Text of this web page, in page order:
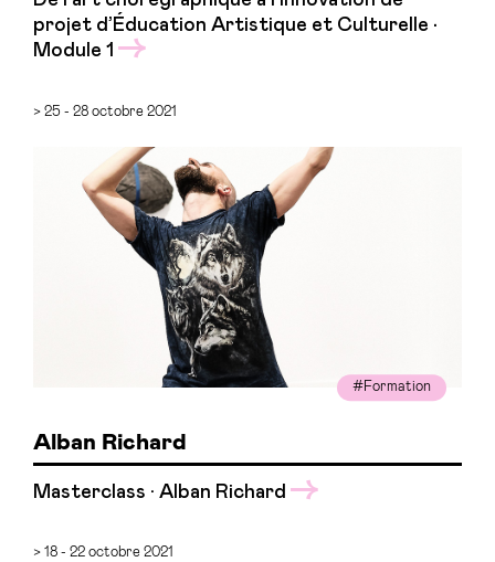
projet d’Éducation Artistique et Culturelle •
Module 1
> 25 - 28 octobre 2021
#Formation
Alban Richard
Masterclass · Alban Richard
> 18 - 22 octobre 2021